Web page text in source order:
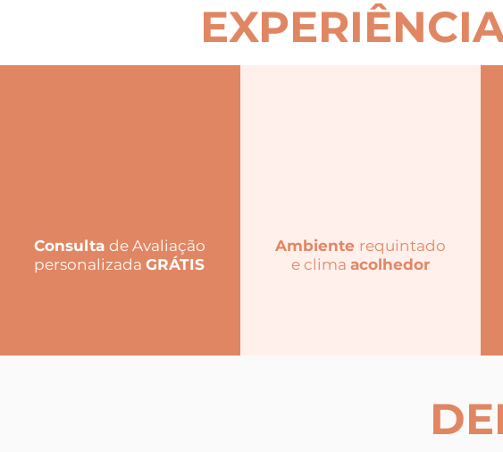
Consulta de Avaliação
personalizadaGRÁTIS
Ambiente requintado
e climaacolhedor